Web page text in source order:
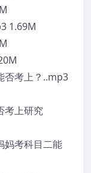
1.69M
否考上？..mp3
考上研究
妈考科目二能